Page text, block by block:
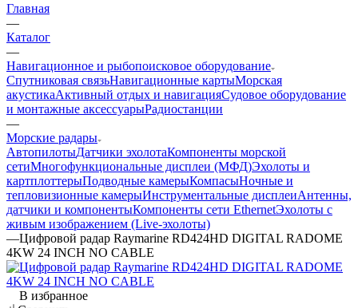
Главная
—
Каталог
—
Навигационное и рыбопоисковое оборудование
Спутниковая связьНавигационные картыМорская
акустикаАктивный отдых и навигацияСудовое оборудование
и монтажные аксессуарыРадиостанции
—
Морские радары
АвтопилотыДатчики эхолотаКомпоненты морской
сетиМногофункциональные дисплеи (МФД)Эхолоты и
картплоттерыПодводные камерыКомпасыНочные и
тепловизионные камерыИнструментальные дисплеиАнтенны,
датчики и компонентыКомпоненты сети EthernetЭхолоты с
живым изображением (Live-эхолоты)
—Цифровой радар Raymarine RD424HD DIGITAL RADOME
4KW 24 INCH NO CABLE
В избранное